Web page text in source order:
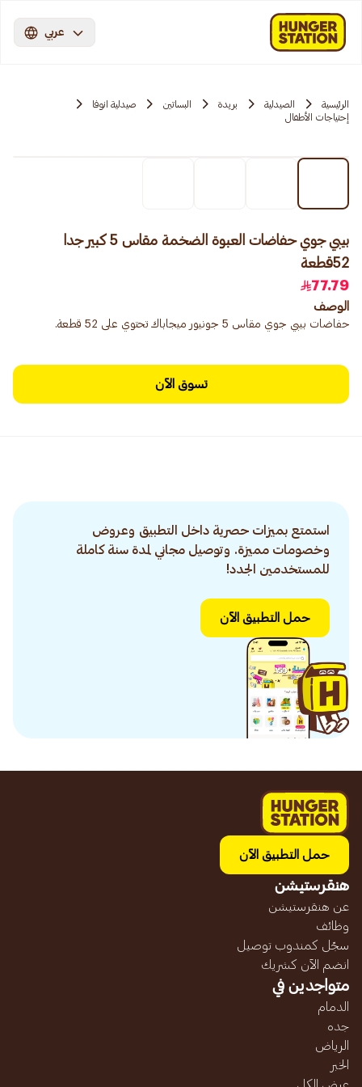
عربي
الرئيسية الصيدلية بريدة البساتين
صيدلية انوفا
إحتياجات الأطفال
بيبي جوي حفاضات العبوة الضخمة مقاس 5 كبير جدا
52قطعة
77.79
الوصف
حفاضات بيبي جوي مقاس 5 جونيور ميجاباك تحتوي على 52 قطعة.
تسوق الآن
استمتع بميزات حصرية داخل التطبيق وعروض
وخصومات مميزة. وتوصيل مجاني لمدة سنة كاملة
للمستخدمين الجدد!
حمل التطبيق الآن
حمل التطبيق الآن
هنقرستيشن
عن هنقرستيشن
وظائف
سجّل كمندوب توصيل
انضم الآن كشريك
متواجدين في
الدمام
جده
الرياض
الخبر